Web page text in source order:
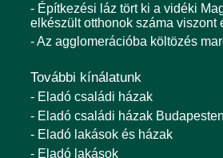
- Építkezési láz tört ki a vidéki
elkészült otthonok száma viszont
- Az agglomerációba költözés
További kínálatunk
- Eladó családi házak
- Eladó családi házak Budapesten
- Eladó lakások és házak
- Eladó lakások